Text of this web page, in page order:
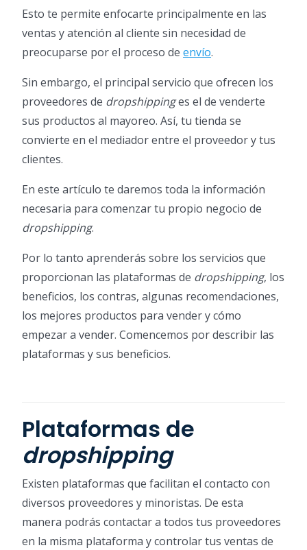
Esto te permite enfocarte principalmente en las
ventas y atención al cliente sin necesidad de
preocuparse por el proceso de envío.
Sin embargo, el principal servicio que ofrecen los
proveedores de dropshippinges el de venderte
sus productos al mayoreo. Así, tu tienda se
convierte en el mediador entre el proveedor y tus
clientes.
En este artículo te daremos toda la información
necesaria para comenzar tu propio negocio de
dropshipping.
Por lo tanto aprenderás sobre los servicios que
proporcionan las plataformas de dropshipping, los
beneficios, los contras, algunas recomendaciones,
los mejores productos para vender y cómo
empezar a vender. Comencemos por describir las
plataformas y sus beneficios.
Plataformas de
dropshipping
Existen plataformas que facilitan el contacto con
diversos proveedores y minoristas. De esta
manera podrás contactar a todos tus proveedores
en la misma plataforma y controlar tus ventas de